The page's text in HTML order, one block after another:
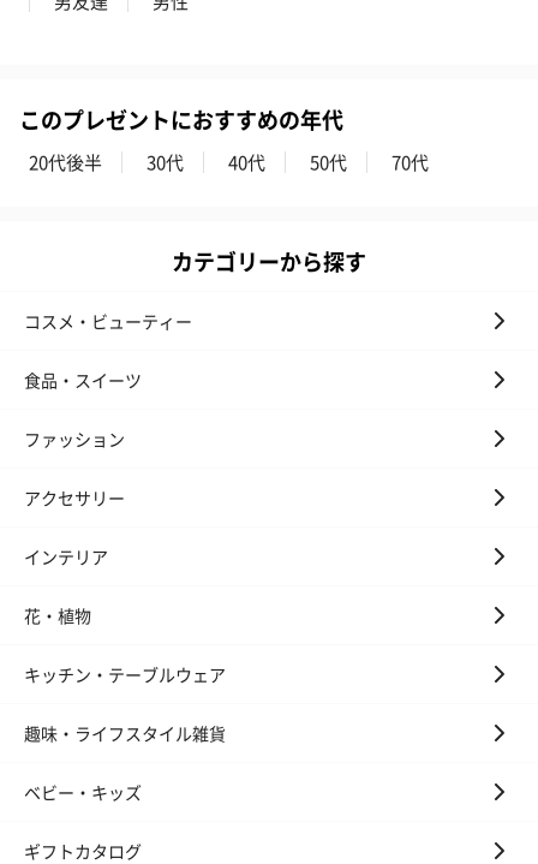
このプレゼントにおすすめの年代
20代後半 30代 40代 50代 70代
カテゴリーから探す
コスメ・ビューティー
食品・スイーツ
ファッション
アクセサリー
インテリア
花・植物
キッチン・テーブルウェア
趣味・ライフスタイル雑貨
ベビー・キッズ
ギフトカタログ